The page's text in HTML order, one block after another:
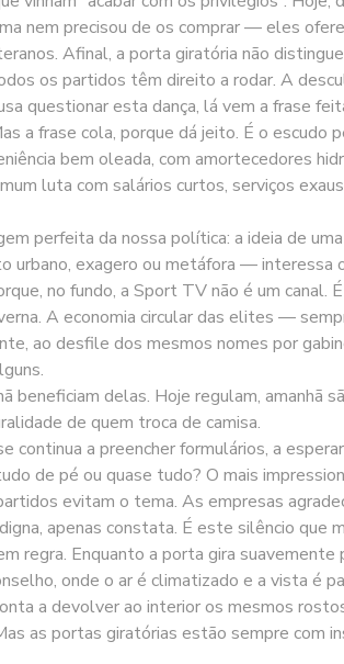
nem precisou de os comprar — eles
Afinal, a porta giratória não
os partidos têm direito a rodar. A
questionar esta dança, lá vem a frase
a frase cola, porque dá jeito. É o
bem oleada, com amortecedores
luta com salários curtos, serviços
perfeita da nossa política: a ideia de
urbano, exagero ou metáfora —
no fundo, a Sport TV não é um
A economia circular das elites —
ao desfile dos mesmos nomes por
beneficiam delas. Hoje regulam, amanhã
de quem troca de camisa.
continua a preencher formulários, a
de pé ou quase tudo? O mais
evitam o tema. As empresas
apenas constata. É este silêncio
regra. Enquanto a porta gira
onde o ar é climatizado e a vista é
a devolver ao interior os mesmos
as portas giratórias estão sempre com